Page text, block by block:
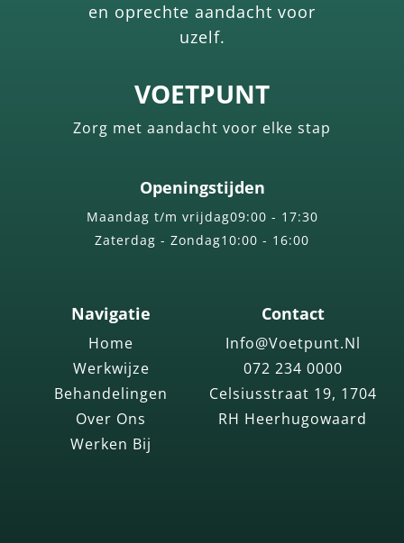
en oprechte aandacht voor
uzelf.
VOETPUNT
Zorg met aandacht voor elke stap
Openingstijden
Maandag t/m vrijdag09:00 - 17:30
Zaterdag - Zondag10:00 - 16:00
Navigatie
Home
Werkwijze
Behandelingen
Over Ons
Werken Bij
Contact
Info@voetpunt.nl
072 234 0000
Celsiusstraat 19, 1704
RH Heerhugowaard